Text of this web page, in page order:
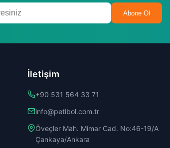
Abone Ol
İletişim
+90 531 564 33 71
info@petibol.com.tr
Öveçler Mah. Mimar Cad. No:46-19/A
Çankaya/Ankara